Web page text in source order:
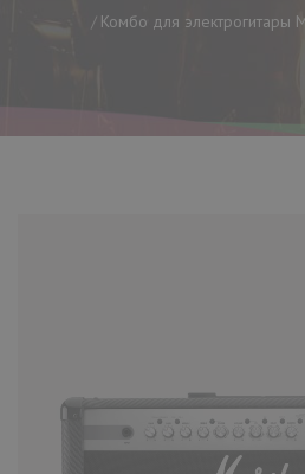
Комбо для электрогитары